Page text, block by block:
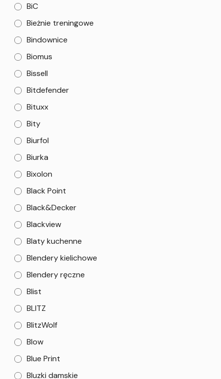
BiC
Bieżnie treningowe
Bindownice
Biomus
Bissell
Bitdefender
Bituxx
Bity
Biurfol
Biurka
Bixolon
Black Point
Black&Decker
Blackview
Blaty kuchenne
Blendery kielichowe
Blendery ręczne
Blist
BLITZ
BlitzWolf
Blow
Blue Print
Bluzki damskie